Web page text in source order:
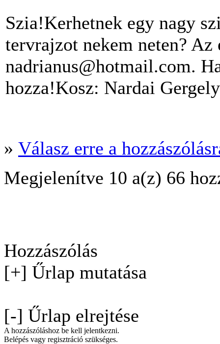
Szia!Kerhetnek egy nagy
tervrajzot nekem neten?
nadrianus@hotmail.com.
hozza!Kosz: Nardai Gergely
» Válasz erre a
Megjelenítve 10 a(z) 66
Hozzászólás
[+] Űrlap mutatása
[-] Űrlap elrejtése
A hozzászóláshoz be kell jelentkezni.
Belépés vagy regisztráció szükséges.